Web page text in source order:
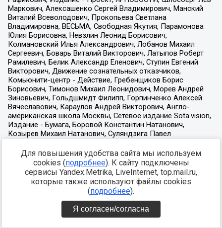
Для повышения удобства сайта мы используем
cookies (подробнее). К сайту подключены
сервисы Yandex.Metrika, LiveInternet, top.mail.ru,
которые также используют файлы cookies
(подробнее).
Я согласен/согласна